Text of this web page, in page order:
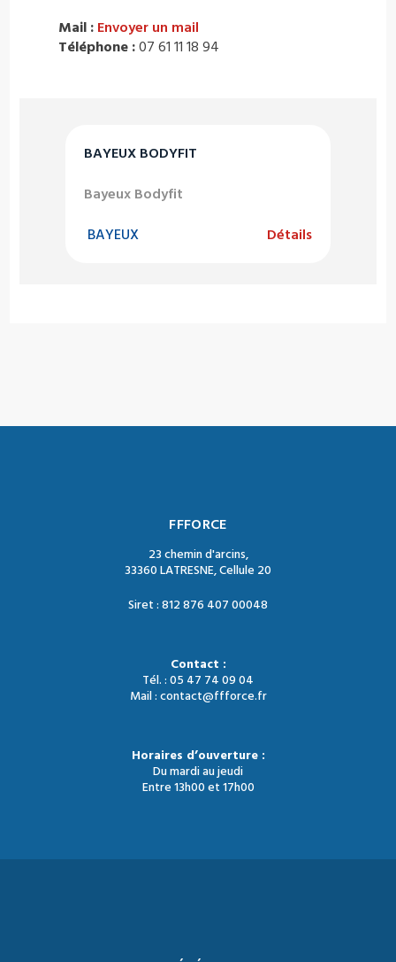
BAYEUX BODYFIT
Bayeux Bodyfit
BAYEUX Détails
Mail : Envoyer un mail
Téléphone :07 61 11 18 94
FFFORCE
23 chemin d'arcins,
33360 LATRESNE, Cellule 20
Siret : 812 876 407 00048
Contact :
Tél. : 05 47 74 09 04
Mail : contact@ffforce.fr
Horaires d’ouverture :
Du mardi au jeudi
Entre 13h00 et 17h00